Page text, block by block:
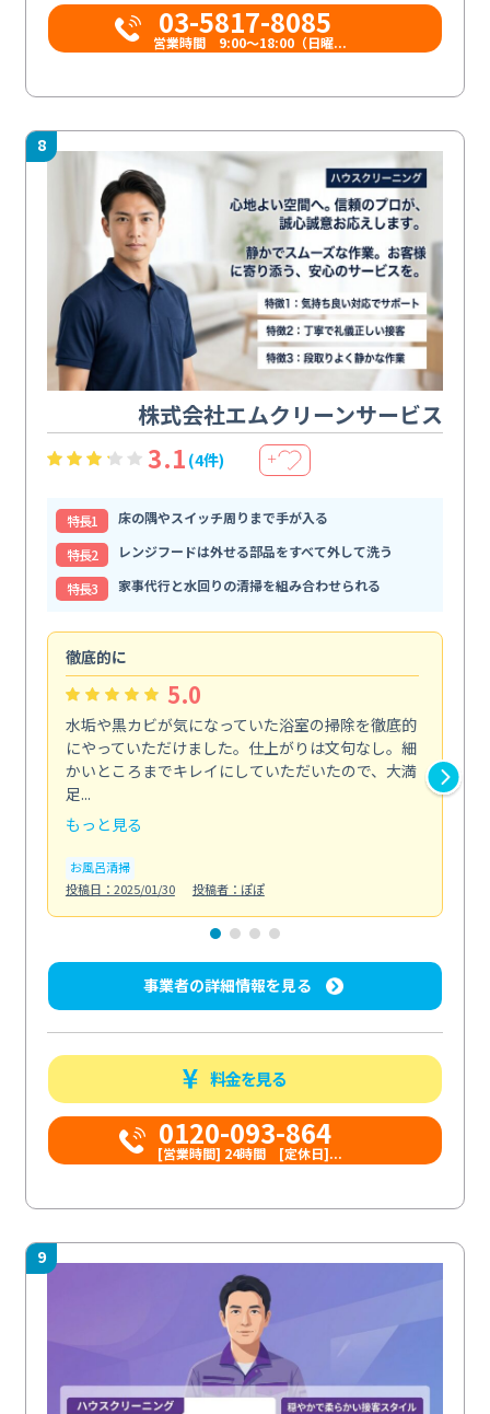
03-5817-8085
営業時間 9:00～18:00（日曜...
8
株式会社エムクリーンサービス
3.1 (4件) ＋
特⻑1
床の隅やスイッチ周りまで手が入る
特⻑2
レンジフードは外せる部品をすべて外して洗う
特⻑3
家事代行と水回りの清掃を組み合わせられる
徹底的に
5.0
水垢や黒カビが気になっていた浴室の掃除を徹底的
にやっていただけました。仕上がりは文句なし。細
かいところまでキレイにしていただいたので、大満
足...
もっと見る
お風呂清掃
投稿日：2025/01/30
投稿者：ぽぽ
事業者の詳細情報を見る
料金を見る
0120-093-864
[営業時間] 24時間 [定休日]...
9